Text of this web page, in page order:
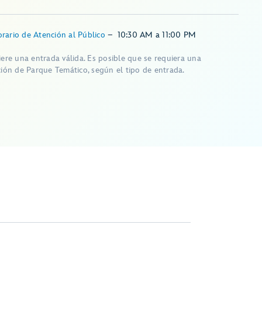
de Atención al Público– 10:30 AM a 11:00 PM
una entrada válida. Es posible que se requiera una
de Parque Temático, según el tipo de entrada.